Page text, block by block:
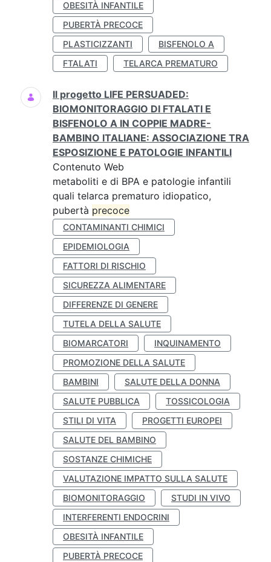
OBESITÀ INFANTILE
PUBERTÀ PRECOCE
PLASTICIZZANTI
BISFENOLO A
FTALATI
TELARCA PREMATURO
Il progetto LIFE PERSUADED:
BIOMONITORAGGIO DI FTALATI E
BISFENOLO A IN COPPIE MADRE-
BAMBINO ITALIANE: ASSOCIAZIONE TRA
ESPOSIZIONE E PATOLOGIE INFANTILI
Contenuto Web
metaboliti e di BPA e patologie infantili
quali telarca prematuro idiopatico,
pubertà precoce
CONTAMINANTI CHIMICI
EPIDEMIOLOGIA
FATTORI DI RISCHIO
SICUREZZA ALIMENTARE
DIFFERENZE DI GENERE
TUTELA DELLA SALUTE
BIOMARCATORI
INQUINAMENTO
PROMOZIONE DELLA SALUTE
BAMBINI
SALUTE DELLA DONNA
SALUTE PUBBLICA
TOSSICOLOGIA
STILI DI VITA
PROGETTI EUROPEI
SALUTE DEL BAMBINO
SOSTANZE CHIMICHE
VALUTAZIONE IMPATTO SULLA SALUTE
BIOMONITORAGGIO
STUDI IN VIVO
INTERFERENTI ENDOCRINI
OBESITÀ INFANTILE
PUBERTÀ PRECOCE